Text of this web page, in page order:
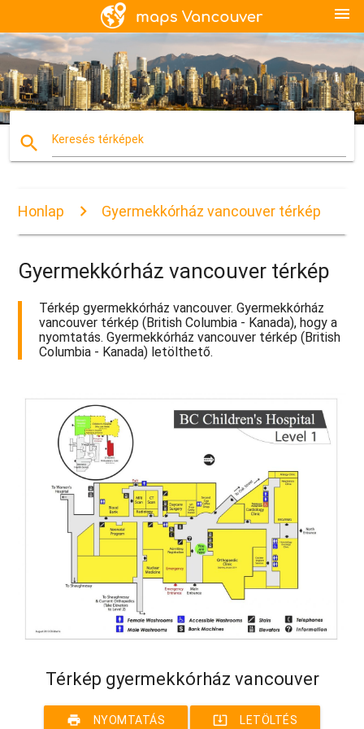
menu
search Keresés térképek
Honlap Gyermekkórház vancouver térkép
Gyermekkórház vancouver térkép
Térkép gyermekkórház vancouver. Gyermekkórház
vancouver térkép (British Columbia - Kanada), hogy a
nyomtatás. Gyermekkórház vancouver térkép (British
Columbia - Kanada) letölthető.
Térkép gyermekkórház vancouver
print NYOMTATÁS system_update_alt LETÖLTÉS